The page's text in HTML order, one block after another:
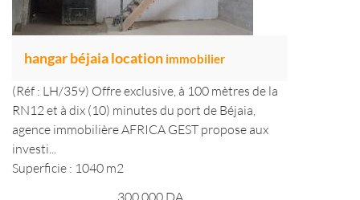
hangar béjaia location immobilier
(Réf : LH/359) Offre exclusive, à 100 mètres de la
RN12 et à dix (10) minutes du port de Béjaia,
agence immobilière AFRICA GEST propose aux
investi...
Superficie : 1040 m2
300 000 DA